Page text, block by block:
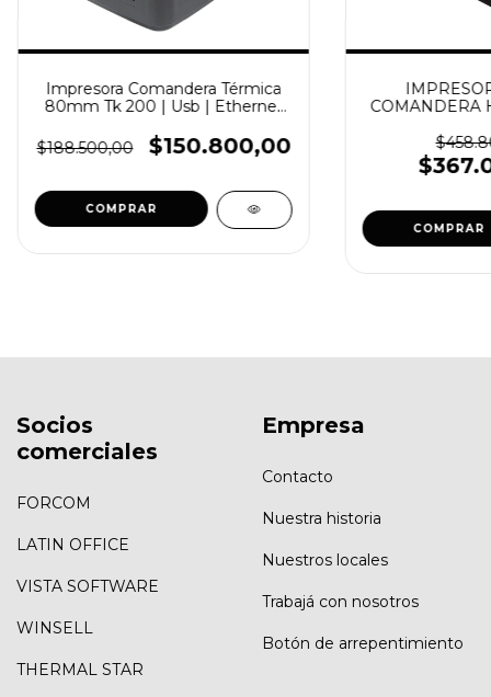
Impresora Comandera Térmica
80mm Tk 200 | Usb | Ethernet
$188.500,00
$150.800,00
COMPRAR
COMANDERA
Socios
comerciales
FORCOM
LATIN OFFICE
VISTA SOFTWARE
WINSELL
THERMAL STAR
Empresa
Contacto
Nuestra historia
Nuestros locales
Trabajá con nosotros
Botón de arrepentimiento